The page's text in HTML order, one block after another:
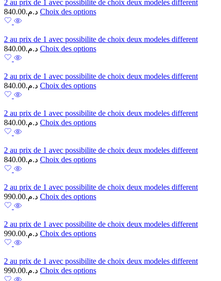
2 au prix de 1 avec possibilite de choix deux modeles different
د.م.840.00 Choix des options
2 au prix de 1 avec possibilite de choix deux modeles different
د.م.840.00 Choix des options
2 au prix de 1 avec possibilite de choix deux modeles different
د.م.840.00 Choix des options
2 au prix de 1 avec possibilite de choix deux modeles different
د.م.840.00 Choix des options
2 au prix de 1 avec possibilite de choix deux modeles different
د.م.840.00 Choix des options
2 au prix de 1 avec possibilite de choix deux modeles different
د.م.990.00 Choix des options
2 au prix de 1 avec possibilite de choix deux modeles different
د.م.990.00 Choix des options
2 au prix de 1 avec possibilite de choix deux modeles different
د.م.990.00 Choix des options